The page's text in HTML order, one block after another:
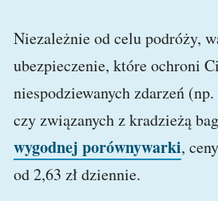
Niezależnie od celu podróży,
ubezpieczenie, które ochroni
niespodziewanych zdarzeń
czy związanych z kradzieżą
wygodnej porównywarki,
od 2,63 zł dziennie.